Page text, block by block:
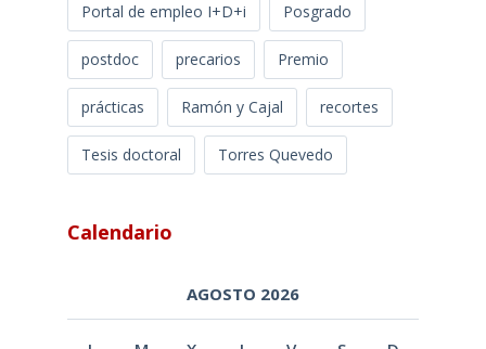
Portal de empleo I+D+i Posgrado
postdoc precarios Premio
prácticas Ramón y Cajal recortes
Tesis doctoral Torres Quevedo
Calendario
AGOSTO 2026